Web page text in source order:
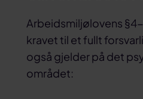
Arbeidsmiljølovens
kravet til et fullt
også gjelder på det
området: